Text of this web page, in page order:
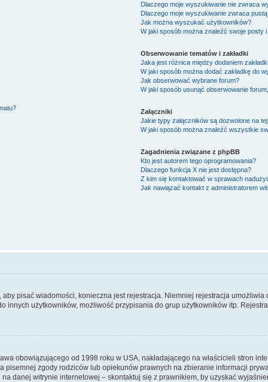
Dlaczego moje wyszukiwanie nie zwraca
Dlaczego moje wyszukiwanie zwraca
Jak można wyszukać użytkowników?
W jaki sposób można znaleźć swoje posty
Obserwowanie tematów i zakładki
Jaka jest różnica między dodaniem
W jaki sposób można dodać zakładkę do
Jak obserwować wybrane forum?
W jaki sposób usunąć obserwowanie
Załączniki
Jakie typy załączników są dozwolone na
W jaki sposób można znaleźć wszystkie
Zagadnienia związane z phpBB
Kto jest autorem tego oprogramowania?
Dlaczego funkcja X nie jest dostępna?
Z kim się kontaktować w sprawach
Jak nawiązać kontakt z administratorem
pisać wiadomości, konieczna jest rejestracja. Niemniej rejestracja
innych użytkowników, możliwość przypisania do grup użytkowników itp.
obowiązującego od 1998 roku w USA, nakładającego na właścicieli stron
pisemnej zgody rodziców lub opiekunów prawnych na zbieranie informacji
danej witrynie internetowej – skontaktuj się z prawnikiem, by uzyskać